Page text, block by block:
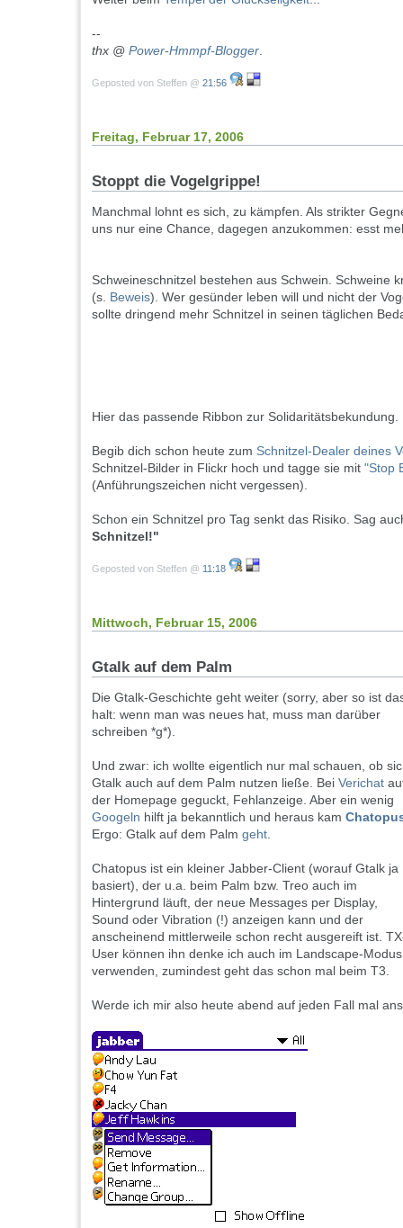
--
thx @ Power-Hmmpf-Blogger
Geposted von Steffen @ 21:56
Freitag, Februar 17, 2006
Stoppt die Vogelgrippe!
Manchmal lohnt es sich, zu kämpfen. Als strikter
uns nur eine Chance, dagegen anzukommen: esst
Schweineschnitzel bestehen aus Schwein. Schweine
(s. Beweis). Wer gesünder leben will und nicht der
sollte dringend mehr Schnitzel in seinen täglichen
Hier das passende Ribbon zur Solidaritätsbekundung.
Begib dich schon heute zum Schnitzel-Dealer deines
Schnitzel-Bilder in Flickr hoch und tagge sie mit "Stop
(Anführungszeichen nicht vergessen).
Schon ein Schnitzel pro Tag senkt das Risiko. Sag
Schnitzel!"
Geposted von Steffen @ 11:18
Mittwoch, Februar 15, 2006
Gtalk auf dem Palm
Die Gtalk-Geschichte geht weiter (sorry, aber so ist
halt: wenn man was neues hat, muss man darüber
schreiben *g*).
Und zwar: ich wollte eigentlich nur mal schauen, ob
Gtalk auch auf dem Palm nutzen ließe. Bei Verichat
der Homepage geguckt, Fehlanzeige. Aber ein wenig
Googeln hilft ja bekanntlich und heraus kam
Ergo: Gtalk auf dem Palm geht.
Chatopus ist ein kleiner Jabber-Client (worauf Gtalk ja
basiert), der u.a. beim Palm bzw. Treo auch im
Hintergrund läuft, der neue Messages per Display,
Sound oder Vibration (!) anzeigen kann und der
anscheinend mittlerweile schon recht ausgereift ist.
User können ihn denke ich auch im Landscape-Modus
verwenden, zumindest geht das schon mal beim T3.
Werde ich mir also heute abend auf jeden Fall mal